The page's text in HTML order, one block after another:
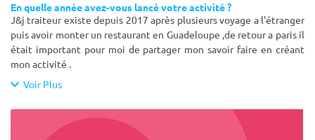
En quelle année avez-vous lancé votre activité ?
J&j traiteur existe depuis 2017 après plusieurs voyage a l'étranger
puis avoir monter un restaurant en Guadeloupe ,de retour a paris il
était important pour moi de partager mon savoir faire en créant
mon activité .
Voir Plus